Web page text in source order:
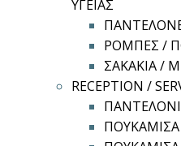
ΥΓΕΙΑΣ
ΡΟΜΠΕΣ /
ΣΑΚΑΚΙΑ /
RECEPTION /
ΠΟΥΚΑΜΙΣΑ
στη
σελίδα
του